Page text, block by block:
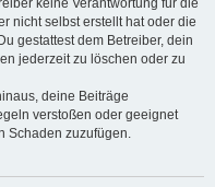
nicht selbst erstellt hat oder die
gestattest dem Betreiber, dein
jederzeit zu löschen oder zu
deine Beiträge
verstoßen oder geeignet
Schaden zuzufügen.